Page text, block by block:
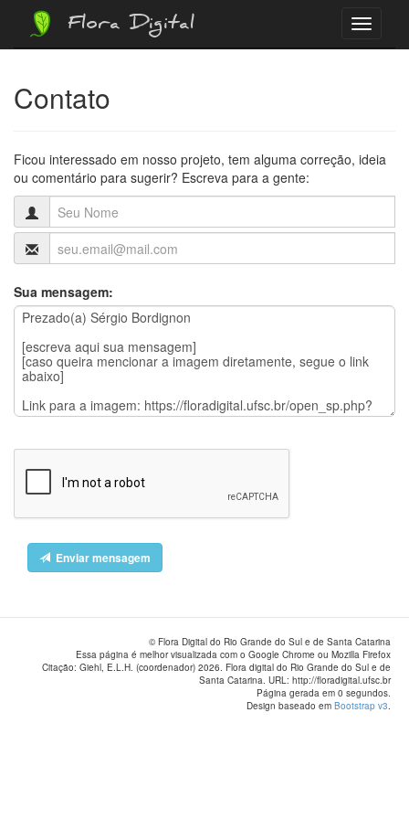
Menu
Flora Digital
Contato
Ficou interessado em nosso projeto, tem alguma correção, ideia
ou comentário para sugerir? Escreva para a gente:
Sua mensagem:
Enviar mensagem
© Flora Digital do Rio Grande do Sul e de Santa Catarina
Essa página é melhor visualizada com o Google Chrome ou Mozilla Firefox
Citação: Giehl, E.L.H. (coordenador) 2026. Flora digital do Rio Grande do Sul e de
Santa Catarina. URL: http://floradigital.ufsc.br
Página gerada em 0 segundos.
Design baseado em Bootstrap v3.